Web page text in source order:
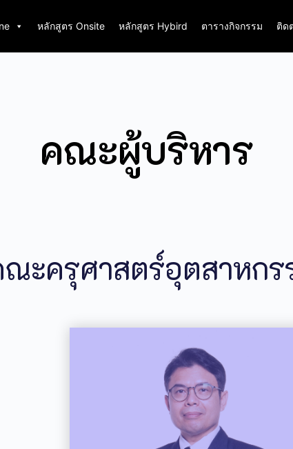
หลักสูตร Onsite หลักสูตร Hybird ตารางกิจกรรม ติด
คณะผู้บริหาร
ะครุศาสตร์อุตสาหกร